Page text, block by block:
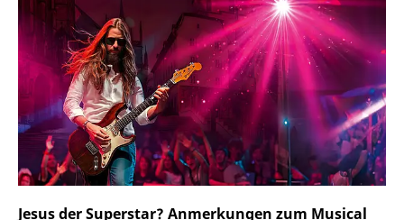
Jesus der Superstar? Anmerkungen zum Musical